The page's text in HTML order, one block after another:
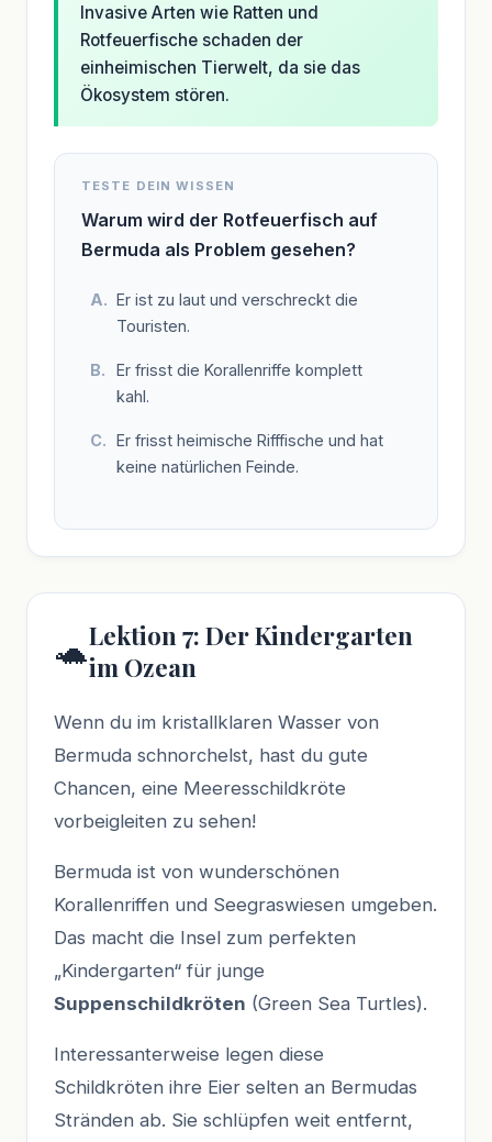
Invasive Arten wie Ratten und
Rotfeuerfische schaden der
einheimischen Tierwelt, da sie das
Ökosystem stören.
TESTE DEIN WISSEN
Warum wird der Rotfeuerfisch auf
Bermuda als Problem gesehen?
Er ist zu laut und verschreckt die
Touristen.
Er frisst die Korallenriffe komplett
kahl.
Er frisst heimische Rifffische und hat
keine natürlichen Feinde.
🐢Lektion 7: Der Kindergarten
im Ozean
Wenn du im kristallklaren Wasser von
Bermuda schnorchelst, hast du gute
Chancen, eine Meeresschildkröte
vorbeigleiten zu sehen!
Bermuda ist von wunderschönen
Korallenriffen und Seegraswiesen umgeben.
Das macht die Insel zum perfekten
„Kindergarten“ für junge
Suppenschildkröten (Green Sea Turtles).
Interessanterweise legen diese
Schildkröten ihre Eier selten an Bermudas
Stränden ab. Sie schlüpfen weit entfernt,